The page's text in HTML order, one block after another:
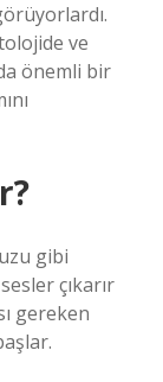
ve
önemli bir
gibi
çıkarır
gereken